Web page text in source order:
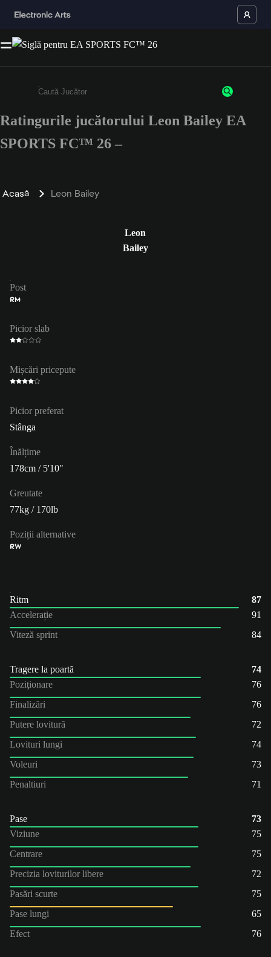
Enter a minimum of 3 characters or numbers
Ratingurile jucătorului Leon Bailey EA
SPORTS FC™ 26 –
Acasă Leon Bailey
Leon
Bailey
Post
RM
Picior slab
Mișcări pricepute
Picior preferat
Stânga
Înălțime
178cm / 5'10"
Greutate
77kg / 170lb
Poziții alternative
RW
Ritm
87
Accelerație
91
Viteză sprint
84
Tragere la poartă
74
Poziţionare
76
Finalizări
76
Putere lovitură
72
Lovituri lungi
74
Voleuri
73
Penaltiuri
71
Pase
73
Viziune
75
Centrare
75
Precizia loviturilor libere
72
Pasări scurte
75
Pase lungi
65
Efect
76